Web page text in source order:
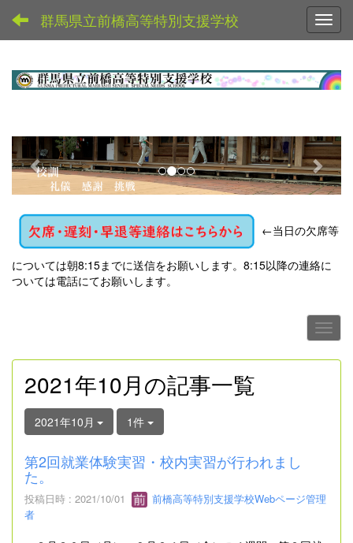
群馬県立前橋高等特別支援学校
p
r
e
v
i
o
u
n
e
x
←当日の欠席等
については朝8:15までに送信をお願いします。8:15以降の連絡に
ついては電話にてお願いします。
2021年10月の記事一覧
2021年10月 1件
第2回就業体験実習・校内実習が行われまし
た。
投稿日時 : 2021/10/01
前橋高等特別支援学校Webページ管理
者